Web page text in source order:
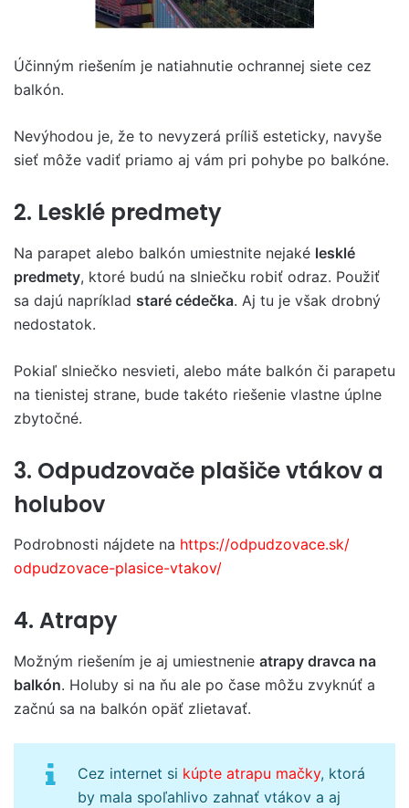
Účinným riešením je natiahnutie ochrannej siete cez
balkón.
Nevýhodou je, že to nevyzerá príliš esteticky, navyše
sieť môže vadiť priamo aj vám pri pohybe po balkóne.
2. Lesklé predmety
Na parapet alebo balkón umiestnite nejaké lesklé
predmety, ktoré budú na slniečku robiť odraz. Použiť
sa dajú napríklad staré cédečka. Aj tu je však drobný
nedostatok.
Pokiaľ slniečko nesvieti, alebo máte balkón či parapetu
na tienistej strane, bude takéto riešenie vlastne úplne
zbytočné.
3. Odpudzovače plašiče vtákov a
holubov
Podrobnosti nájdete na https://odpudzovace.sk/
odpudzovace-plasice-vtakov/
4. Atrapy
Možným riešením je aj umiestnenie atrapy dravca na
balkón. Holuby si na ňu ale po čase môžu zvyknúť a
začnú sa na balkón opäť zlietavať.
Cez internet si kúpte atrapu mačky, ktorá
by mala spoľahlivo zahnať vtákov a aj